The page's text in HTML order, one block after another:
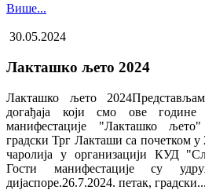
Више...
30.05.2024
Лакташко љето 2024
Лакташко љето
догађаја који смо ове
манифестације "Лакташко
градски Трг Лакташи са почетком
чаролија у организацији КУД
Гости манифестације су
дијаспоре.26.7.2024. петак, градски...